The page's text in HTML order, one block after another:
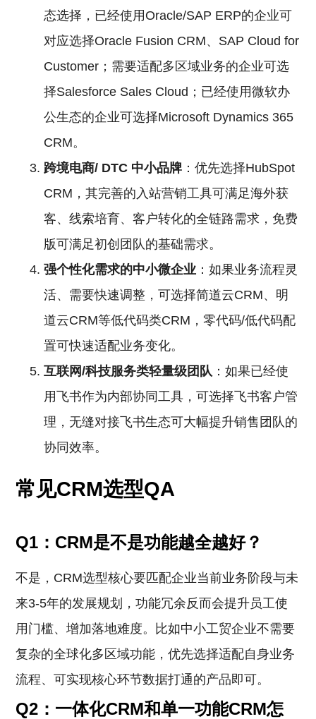
态选择，已经使用Oracle/SAP ERP的企业可
对应选择Oracle Fusion CRM、SAP Cloud for
Customer；需要适配多区域业务的企业可选
择Salesforce Sales Cloud；已经使用微软办
公生态的企业可选择Microsoft Dynamics 365
CRM。
跨境电商/ DTC 中小品牌 ：优先选择HubSpot
CRM，其完善的入站营销工具可满足海外获
客、线索培育、客户转化的全链路需求，免费
版可满足初创团队的基础需求。
强个性化需求的中小微企业 ：如果业务流程灵
活、需要快速调整，可选择简道云CRM、明
道云CRM等低代码类CRM，零代码/低代码配
置可快速适配业务变化。
互联网/科技服务类轻量级团队 ：如果已经使
用飞书作为内部协同工具，可选择飞书客户管
理，无缝对接飞书生态可大幅提升销售团队的
协同效率。
常见CRM选型QA
Q1：CRM是不是功能越全越好？
不是，CRM选型核心要匹配企业当前业务阶段与未
来3-5年的发展规划，功能冗余反而会提升员工使
用门槛、增加落地难度。比如中小工贸企业不需要
复杂的全球化多区域功能，优先选择适配自身业务
流程、可实现核心环节数据打通的产品即可。
Q2：一体化CRM和单一功能CRM怎